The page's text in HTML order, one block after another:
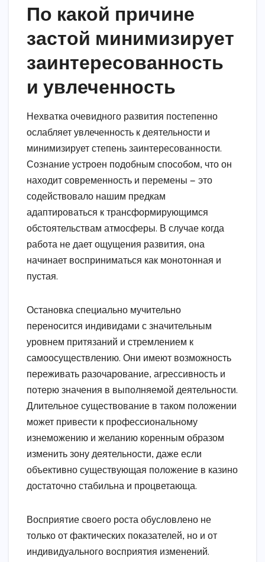
По какой причине
застой минимизирует
заинтересованность
и увлеченность
Нехватка очевидного развития постепенно
ослабляет увлеченность к деятельности и
минимизирует степень заинтересованности.
Сознание устроен подобным способом, что он
находит современность и перемены — это
содействовало нашим предкам
адаптироваться к трансформирующимся
обстоятельствам атмосферы. В случае когда
работа не дает ощущения развития, она
начинает восприниматься как монотонная и
пустая.
Остановка специально мучительно
переносится индивидами с значительным
уровнем притязаний и стремлением к
самоосуществлению. Они имеют возможность
переживать разочарование, агрессивность и
потерю значения в выполняемой деятельности.
Длительное существование в таком положении
может привести к профессиональному
изнеможению и желанию коренным образом
изменить зону деятельности, даже если
объективно существующая положение в казино
достаточно стабильна и процветающа.
Восприятие своего роста обусловлено не
только от фактических показателей, но и от
индивидуального восприятия изменений.